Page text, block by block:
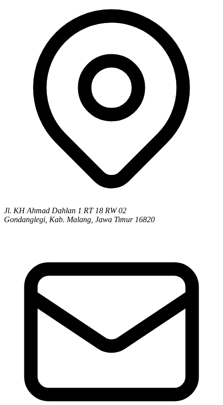
Jl. KH Ahmad Dahlan 1 RT 18 RW 02
Gondanglegi, Kab. Malang, Jawa Timur 16820